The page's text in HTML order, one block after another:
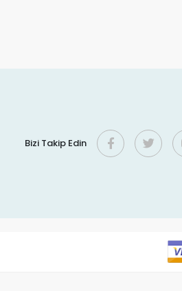
Bizi Takip Edin